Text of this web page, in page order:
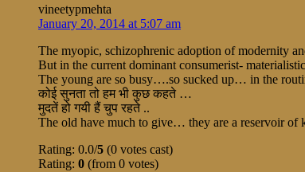
vineetypmehta
January 20, 2014 at 5:07 am
The myopic, schizophrenic adoption of modernity
But in the current dominant consumerist-
The young are so busy….so sucked up… in the
कोई सुनता तो हम भी कुछ कहते …
मुदतें हो गयी हैं चुप रहते ..
The old have much to give… they are a reservoir of
Rating: 0.0/5 (0 votes cast)
Rating: 0 (from 0 votes)